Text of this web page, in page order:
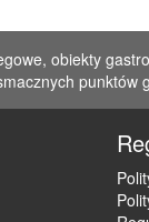
obiekty